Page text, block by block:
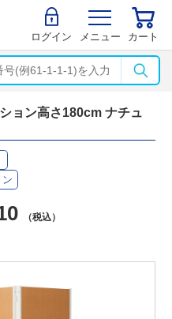
ログイン メニュー カート
ョン高さ180cm ナチュ
（税込）